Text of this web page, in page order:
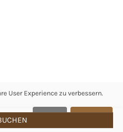
User Experience zu verbessern.
Ablehnen Akzeptieren